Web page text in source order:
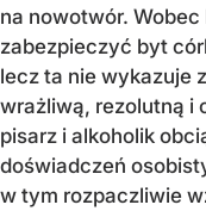
na nowotwór.
zabezpieczyć byt
lecz ta nie wykazuje
wrażliwą, rezolutną i
pisarz i alkoholik
doświadczeń
w tym rozpaczliwie